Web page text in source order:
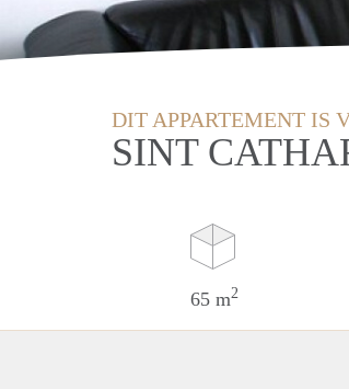
DIT APPARTEMENT IS
SINT
65 m2